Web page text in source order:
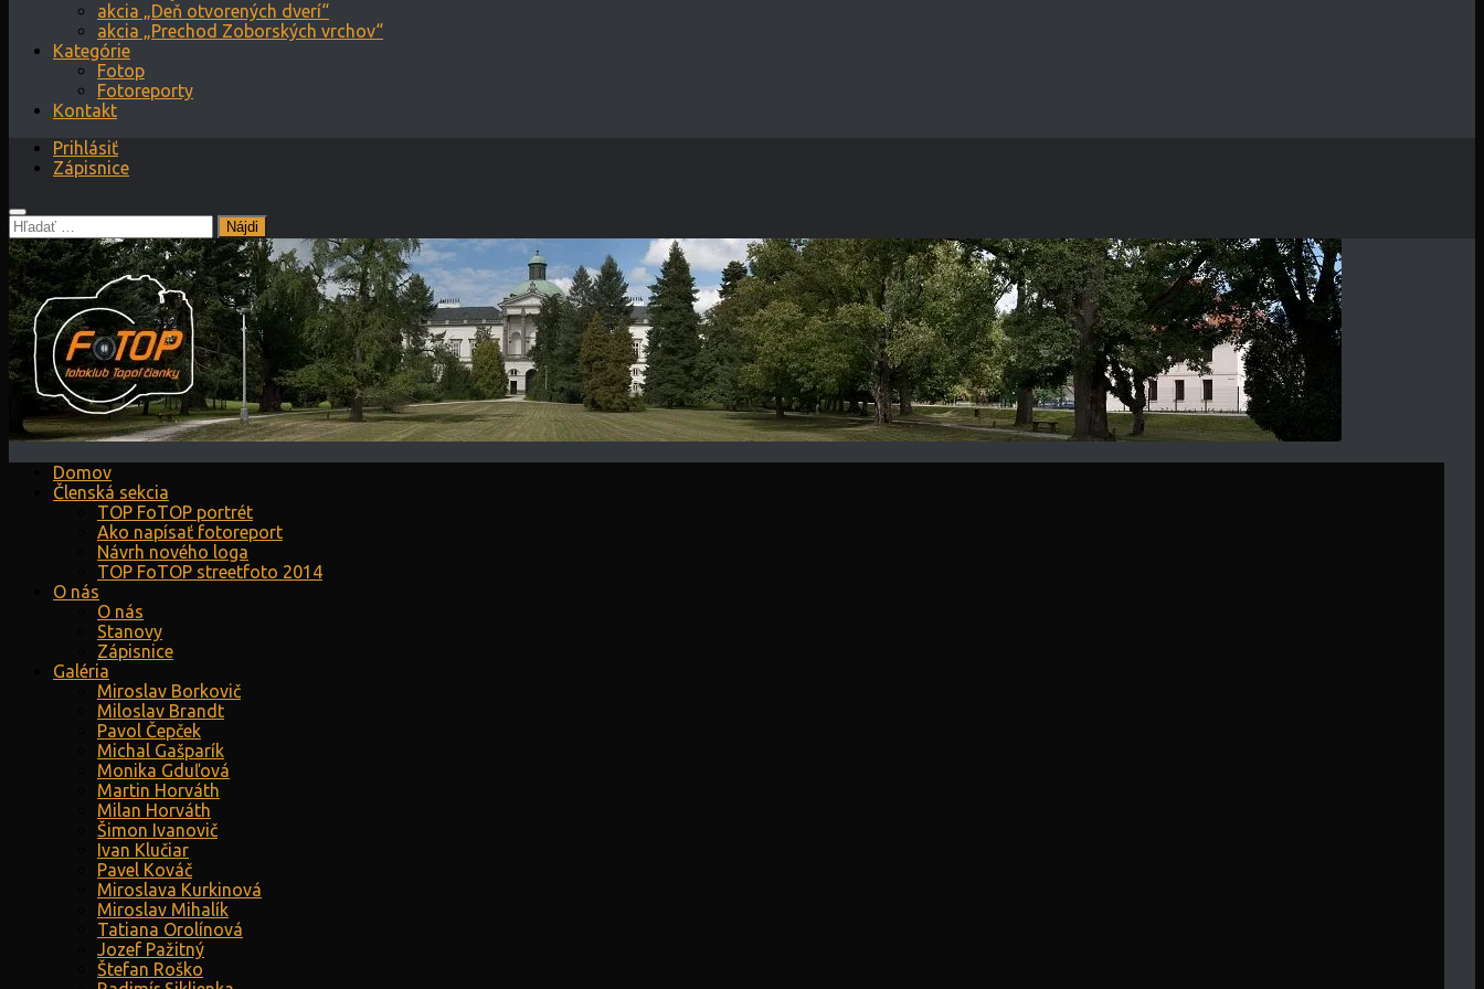
akcia „Deň otvorených dverí“
akcia „Prechod Zoborských vrchov“
Kategórie
Fotop
Fotoreporty
Kontakt
Prihlásiť
Zápisnice
Hľadať:
Domov
Členská sekcia
TOP FoTOP portrét
Ako napísať fotoreport
Návrh nového loga
TOP FoTOP streetfoto 2014
O nás
O nás
Stanovy
Zápisnice
Galéria
Miroslav Borkovič
Miloslav Brandt
Pavol Čepček
Michal Gašparík
Monika Gduľová
Martin Horváth
Milan Horváth
Šimon Ivanovič
Ivan Klučiar
Pavel Kováč
Miroslava Kurkinová
Miroslav Mihalík
Tatiana Orolínová
Jozef Pažitný
Štefan Roško